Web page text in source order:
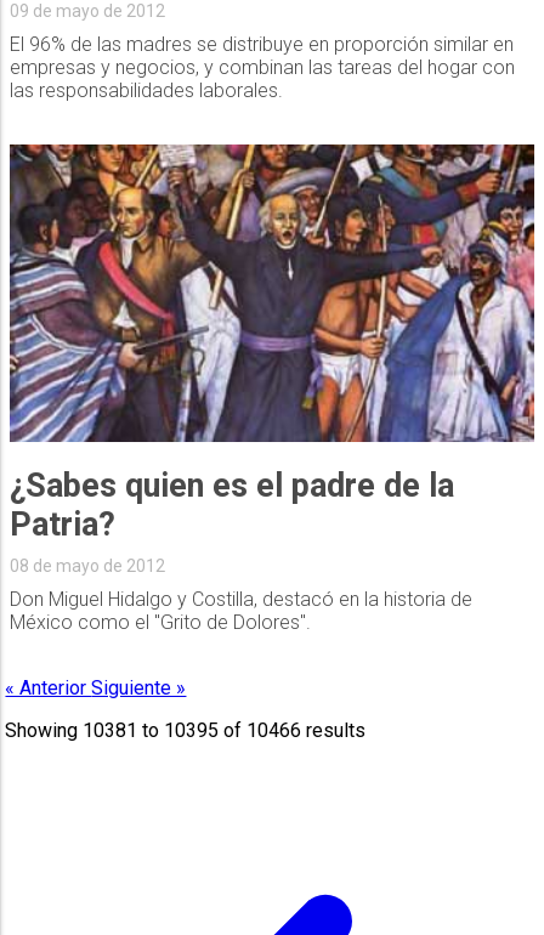
09 de mayo de 2012
El 96% de las madres se distribuye en proporción similar en
empresas y negocios, y combinan las tareas del hogar con
las responsabilidades laborales.
¿Sabes quien es el padre de la
Patria?
08 de mayo de 2012
Don Miguel Hidalgo y Costilla, destacó en la historia de
México como el "Grito de Dolores".
« AnteriorSiguiente »
Showing 10381 to 10395 of 10466 results